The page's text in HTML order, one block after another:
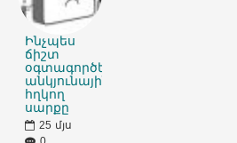
Ինչպես
ճիշտ
օգտագործել
անկյունային
հղկող
սարքը
25 մյս